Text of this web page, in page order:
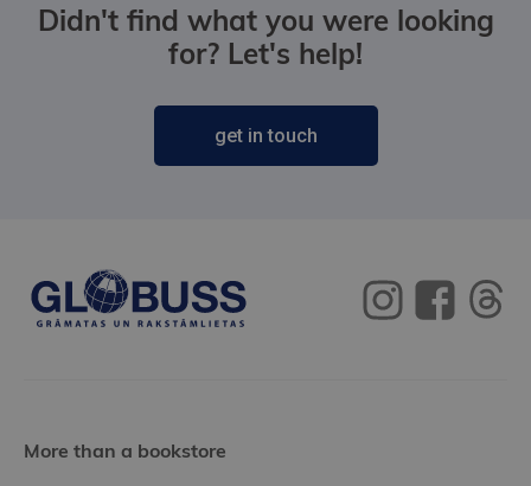
Didn't find what you were looking
for? Let's help!
get in touch
More than a bookstore